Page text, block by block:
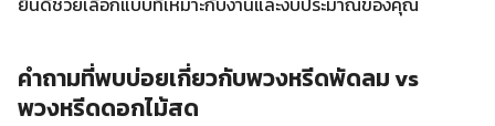
คำถามที่พบบ่อยเกี่ยวกับพวงหรีดพัดลม vs
พวงหรีดดอกไม้สด